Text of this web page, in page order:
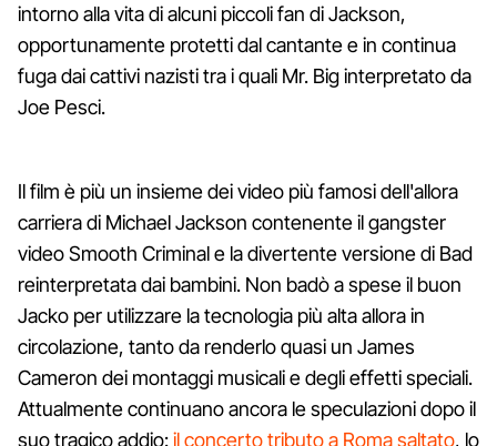
intorno alla vita di alcuni piccoli fan di Jackson,
opportunamente protetti dal cantante e in continua
fuga dai cattivi nazisti tra i quali Mr. Big interpretato da
Joe Pesci.
Il film è più un insieme dei video più famosi dell'allora
carriera di Michael Jackson contenente il gangster
video Smooth Criminal e la divertente versione di Bad
reinterpretata dai bambini. Non badò a spese il buon
Jacko per utilizzare la tecnologia più alta allora in
circolazione, tanto da renderlo quasi un James
Cameron dei montaggi musicali e degli effetti speciali.
Attualmente continuano ancora le speculazioni dopo il
suo tragico addio:il concerto tributo a Roma saltato, lo